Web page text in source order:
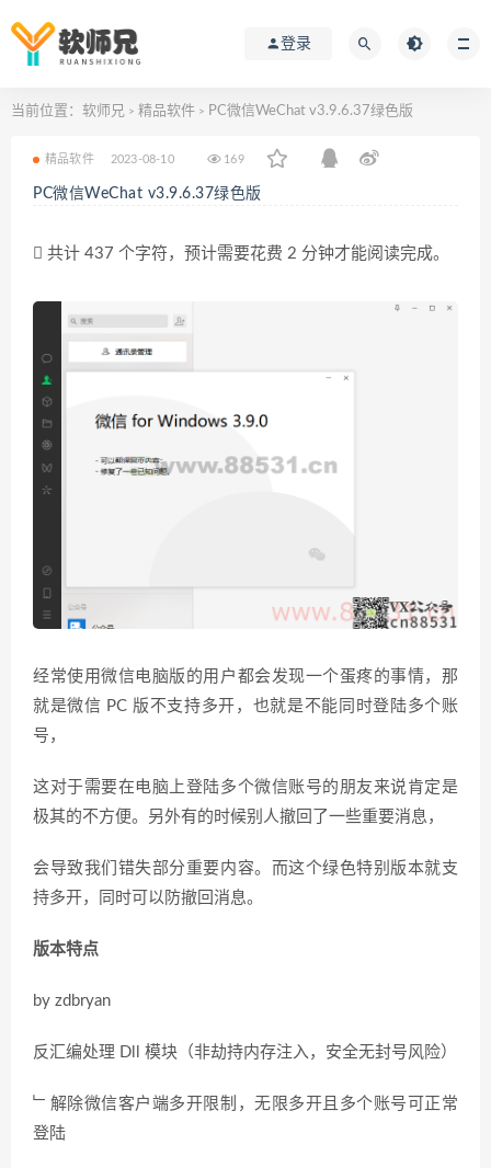
登录
当前位置： 软师兄 > 精品软件 > PC微信WeChat v3.9.6.37绿色版
精品软件 2023-08-10 169
PC微信WeChat v3.9.6.37绿色版
共计 437 个字符，预计需要花费 2 分钟才能阅读完成。
经常使用微信电脑版的用户都会发现一个蛋疼的事情，那
就是微信 PC 版不支持多开，也就是不能同时登陆多个账
号，
这对于需要在电脑上登陆多个微信账号的朋友来说肯定是
极其的不方便。另外有的时候别人撤回了一些重要消息，
会导致我们错失部分重要内容。而这个绿色特别版本就支
持多开，同时可以防撤回消息。
版本特点
by zdbryan
反汇编处理 Dll 模块（非劫持内存注入，安全无封号风险）
﹂解除微信客户端多开限制，无限多开且多个账号可正常
登陆